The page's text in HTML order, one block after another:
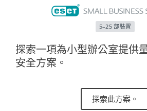
5–25 部裝置
探索一項為小型辦公室提供
安全方案。
探索此方案。